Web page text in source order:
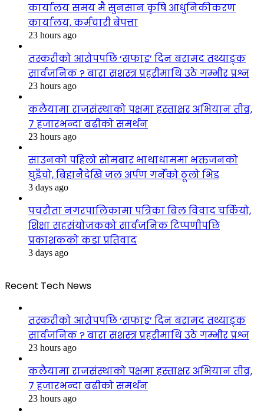
कार्यालय समय मै सुनसान कृषि आधुनिकीकरण
कार्यालय, कर्मचारी बेपत्ता
23 hours ago
तस्करीको आरोपपछि ‘सफाइ’ दिन बरामद तथ्याङ्क
सार्वजनिक ? बारा सशस्त्र प्रहरीमाथि उठे गम्भीर प्रश्न
23 hours ago
कलैयामा राजसंस्थाको पक्षमा हस्ताक्षर अभियान तीव्र,
७ हजारभन्दा बढीको समर्थन
23 hours ago
साउनको पहिलो सोमबार भाथाधाममा भक्तजनको
घुइँचो, बिहानैदेखि जल अर्पण गर्नेको ठूलो भिड
3 days ago
पचरौता नगरपालिकामा पत्रिका बिल विवाद चर्कियो,
शिक्षा सहसंयोजकको सार्वजनिक टिप्पणीपछि
प्रकाशकको कडा प्रतिवाद
3 days ago
Recent Tech News
तस्करीको आरोपपछि ‘सफाइ’ दिन बरामद तथ्याङ्क
सार्वजनिक ? बारा सशस्त्र प्रहरीमाथि उठे गम्भीर प्रश्न
23 hours ago
कलैयामा राजसंस्थाको पक्षमा हस्ताक्षर अभियान तीव्र,
७ हजारभन्दा बढीको समर्थन
23 hours ago